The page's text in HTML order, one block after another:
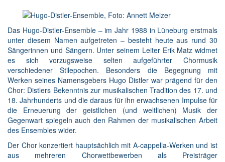
Das Hugo-Distler-Ensemble – im Jahr 1988 in Lüneburg erstmals
unter diesem Namen aufgetreten – besteht heute aus rund 30
Sängerinnen und Sängern. Unter seinem Leiter Erik Matz widmet
es sich vorzugsweise selten aufgeführter Chormusik
verschiedener Stilepochen. Besonders die Begegnung mit
Werken seines Namensgebers Hugo Distler war prägend für den
Chor: Distlers Bekenntnis zur musikalischen Tradition des 17. und
18. Jahrhunderts und die daraus für ihn erwachsenen Impulse für
die Erneuerung der geistlichen (und weltlichen) Musik der
Gegenwart spiegeln auch den Rahmen der musikalischen Arbeit
des Ensembles wider.
Der Chor konzertiert hauptsächlich mit A-cappella-Werken und ist
aus mehreren Chorwettbewerben als Preisträger